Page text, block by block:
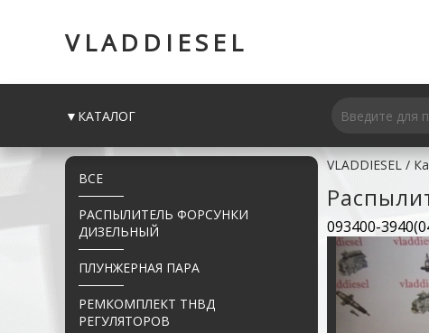
VLADDIESEL
▼КАТАЛОГ
ВСЕ
РАСПЫЛИТЕЛЬ ФОРСУНКИ
ДИЗЕЛЬНЫЙ
ПЛУНЖЕРНАЯ ПАРА
РЕМКОМПЛЕКТ ТНВД
РЕГУЛЯТОРОВ
VLADDIESEL/
093400-